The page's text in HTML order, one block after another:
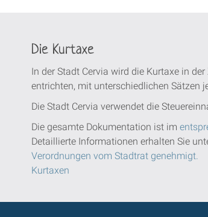
Die Kurtaxe
In der Stadt Cervia wird die Kurtaxe in der
entrichten, mit unterschiedlichen Sätzen
Die Stadt Cervia verwendet die
Die gesamte Dokumentation ist im
Detaillierte Informationen erhalten Sie
Verordnungen vom Stadtrat genehmigt.
Kurtaxen